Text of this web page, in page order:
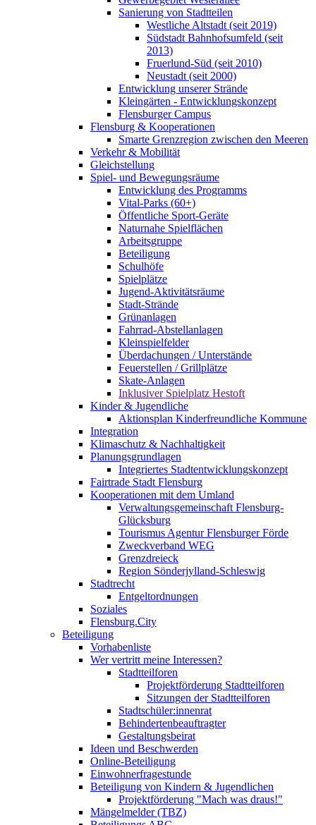
Sanierung von Stadtteilen
Westliche Altstadt (seit 2019)
Südstadt Bahnhofsumfeld (seit
2013)
Fruerlund-Süd (seit 2010)
Neustadt (seit 2000)
Entwicklung unserer Strände
Kleingärten - Entwicklungskonzept
Flensburger Campus
Flensburg & Kooperationen
Smarte Grenzregion zwischen den Meeren
Verkehr & Mobilität
Gleichstellung
Spiel- und Bewegungsräume
Entwicklung des Programms
Vital-Parks (60+)
Öffentliche Sport-Geräte
Naturnahe Spielflächen
Arbeitsgruppe
Beteiligung
Schulhöfe
Spielplätze
Jugend-Aktivitätsräume
Stadt-Strände
Grünanlagen
Fahrrad-Abstellanlagen
Kleinspielfelder
Überdachungen / Unterstände
Feuerstellen / Grillplätze
Skate-Anlagen
Inklusiver Spielplatz Hestoft
Kinder & Jugendliche
Aktionsplan Kinderfreundliche Kommune
Integration
Klimaschutz & Nachhaltigkeit
Planungsgrundlagen
Integriertes Stadtentwicklungskonzept
Fairtrade Stadt Flensburg
Kooperationen mit dem Umland
Verwaltungsgemeinschaft Flensburg-
Glücksburg
Tourismus Agentur Flensburger Förde
Zweckverband WEG
Grenzdreieck
Region Sönderjylland-Schleswig
Stadtrecht
Entgeltordnungen
Soziales
Flensburg.City
Beteiligung
Vorhabenliste
Wer vertritt meine Interessen?
Stadtteilforen
Projektförderung Stadtteilforen
Sitzungen der Stadtteilforen
Stadtschüler:innenrat
Behindertenbeauftragter
Gestaltungsbeirat
Ideen und Beschwerden
Online-Beteiligung
Einwohnerfragestunde
Beteiligung von Kindern & Jugendlichen
Projektförderung "Mach was draus!"
Mängelmelder (TBZ)